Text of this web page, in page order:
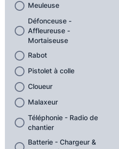
Meuleuse
Défonceuse -
Affleureuse -
Mortaiseuse
Rabot
Pistolet à colle
Cloueur
Malaxeur
Téléphonie - Radio de
chantier
Batterie - Chargeur &